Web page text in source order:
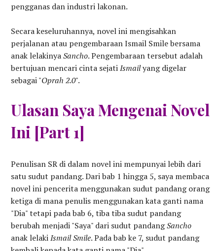
pengganas dan industri lakonan.
Secara keseluruhannya, novel ini mengisahkan
perjalanan atau pengembaraan Ismail Smile bersama
anak lelakinyaSancho. Pengembaraan tersebut adalah
bertujuan mencari cinta sejatiIsmailyang digelar
sebagai "Oprah 2.0".
Ulasan Saya Mengenai Novel
Ini [Part 1]
Penulisan SR di dalam novel ini mempunyai lebih dari
satu sudut pandang. Dari bab 1 hingga 5, saya membaca
novel ini pencerita menggunakan sudut pandang orang
ketiga di mana penulis menggunakan kata ganti nama
"Dia" tetapi pada bab 6, tiba tiba sudut pandang
berubah menjadi "Saya" dari sudut pandangSancho
anak lelakiIsmail Smile. Pada bab ke 7, sudut pandang